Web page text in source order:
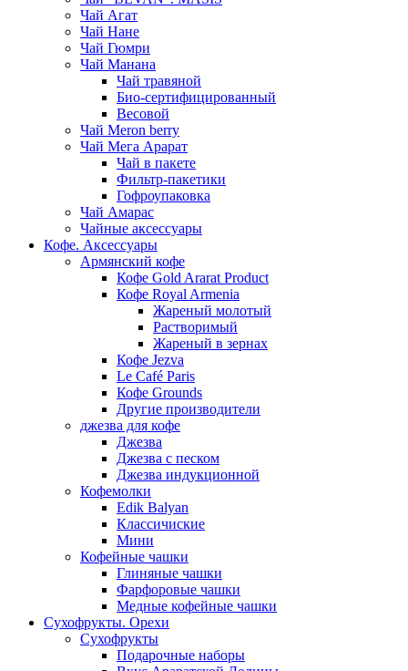
Чай Агат
Чай Нане
Чай Гюмри
Чай Манана
Чай травяной
Био-сертифицированный
Весовой
Чай Meron berry
Чай Мега Арарат
Чай в пакете
Фильтр-пакетики
Гофроупаковка
Чай Амарас
Чайные аксессуары
Кофе. Аксессуары
Армянский кофе
Кофе Gold Ararat Product
Кофе Royal Armenia
Жареный молотый
Растворимый
Жареный в зернах
Кофе Jezva
Le Café Paris
Кофе Grounds
Другие производители
джезва для кофе
Джезва
Джезва с песком
Джезва индукционной
Кофемолки
Edik Balyan
Классичиские
Мини
Кофейные чашки
Глиняные чашки
Фарфоровые чашки
Медные кофейные чашки
Сухофрукты. Орехи
Сухофрукты
Подарочные наборы